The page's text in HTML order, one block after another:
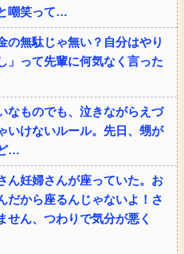
嘲笑って…
の無駄じゃ無い？自分はやり
」って先輩に何気なく言った
なものでも、泣きながらえづ
いけないルール。先日、甥が
…
ん妊婦さんが座っていた。お
だから座るんじゃないよ！さ
せん、つわりで気分が悪く